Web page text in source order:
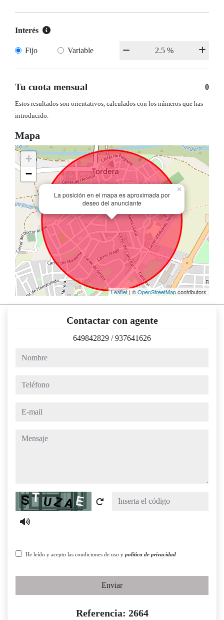
Interés
Fijo Variable
Tu cuota mensual 0
Estos resultados son orientativos, calculados con los números que has
introducido.
Mapa
La posición en el mapa es aproximada por
deseo del anunciante
×
+
−
Leaflet| ©OpenStreetMapcontributors
Contactar con agente
649842829 /937641626
nombre
teléfono
e-mail
mensaje
Captcha
He leído y acepto las condiciones de uso y política de privacidad
Enviar
Referencia: 2664